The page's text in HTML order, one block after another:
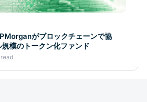
がブロックチェーンで協
模のトークン化ファンド
read